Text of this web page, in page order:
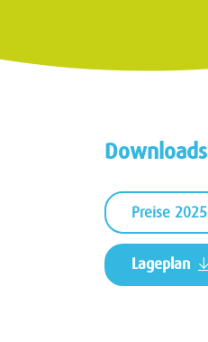
Downloads
Preise 2025
Lageplan